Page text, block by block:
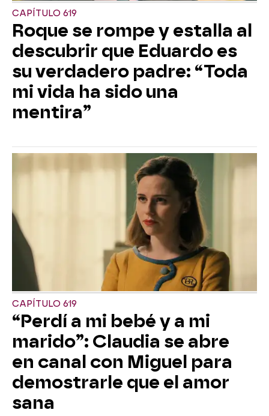
CAPÍTULO 619
Roque se rompe y estalla al
descubrir que Eduardo es
su verdadero padre: “Toda
mi vida ha sido una
mentira”
CAPÍTULO 619
“Perdí a mi bebé y a mi
marido”: Claudia se abre
en canal con Miguel para
demostrarle que el amor
sana